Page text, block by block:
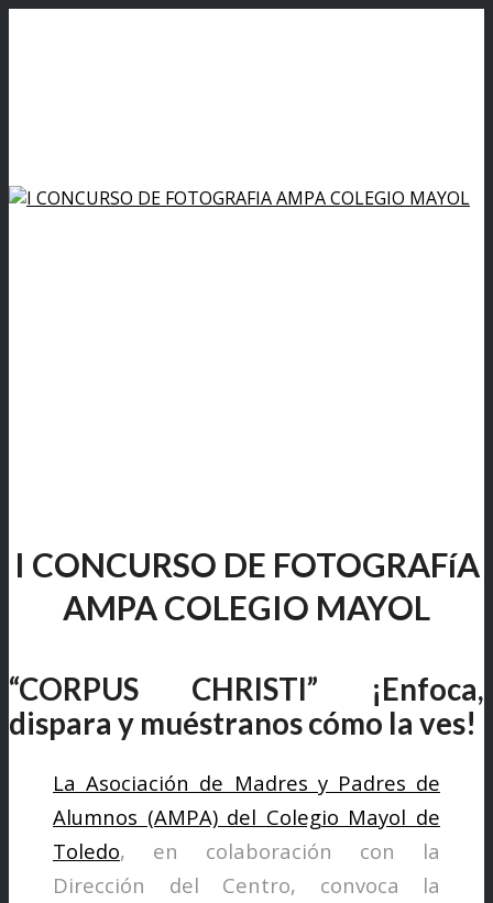
I CONCURSO DE FOTOGRAFíA
AMPA COLEGIO MAYOL
“CORPUS CHRISTI” ¡Enfoca,
dispara y muéstranos cómo la ves!
La Asociación de Madres y Padres de
Alumnos (AMPA) del Colegio Mayol de
Toledo, en colaboración con la
Dirección del Centro, convoca la